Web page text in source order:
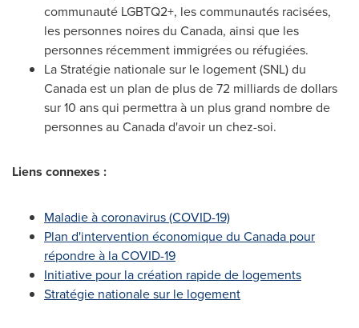
communauté LGBTQ2+, les communautés racisées,
les personnes noires du Canada, ainsi que les
personnes récemment immigrées ou réfugiées.
La Stratégie nationale sur le logement (SNL) du
Canadaest un plan de plus de 72 milliards de dollars
sur 10 ans qui permettra à un plus grand nombre de
personnes au Canadad'avoir un chez-soi.
Liens connexes :
Maladie à coronavirus (COVID-19)
Plan d'intervention économique du Canada pour
répondre à la COVID-19
Initiative pour la création rapide de logements
Stratégie nationale sur le logement